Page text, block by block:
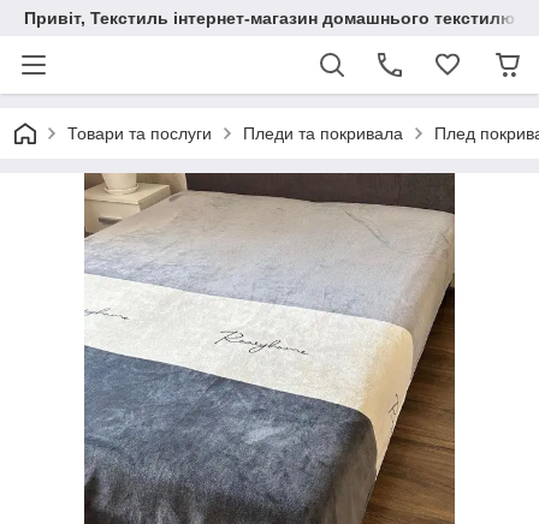
Привіт, Текстиль інтернет-магазин домашнього текстилю
Товари та послуги Пледи та покривала Плед